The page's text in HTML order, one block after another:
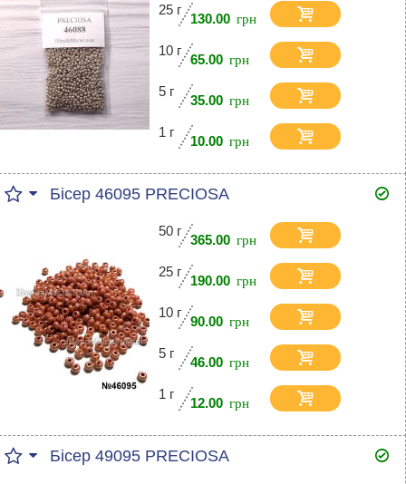
25 г
130.00
10 г
65.00
5 г
35.00
1 г
10.00
Бісер 46095 PRECIOSA
50 г
365.00
25 г
190.00
10 г
90.00
5 г
46.00
1 г
12.00
Бісер 49095 PRECIOSA